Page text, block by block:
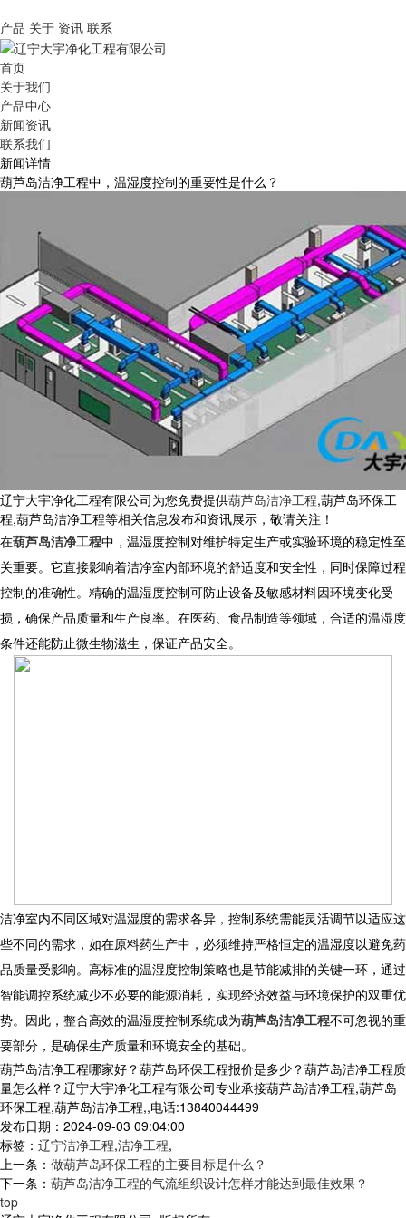
产品 关于 资讯 联系
首页
关于我们
产品中心
新闻资讯
联系我们
新闻详情
葫芦岛洁净工程中，温湿度控制的重要性是什么？
辽宁大宇净化工程有限公司为您免费提供葫芦岛洁净工程,葫芦岛环保工
程,葫芦岛洁净工程等相关信息发布和资讯展示，敬请关注！
在葫芦岛洁净工程中，温湿度控制对维护特定生产或实验环境的稳定性至
关重要。它直接影响着洁净室内部环境的舒适度和安全性，同时保障过程
控制的准确性。精确的温湿度控制可防止设备及敏感材料因环境变化受
损，确保产品质量和生产良率。在医药、食品制造等领域，合适的温湿度
条件还能防止微生物滋生，保证产品安全。
洁净室内不同区域对温湿度的需求各异，控制系统需能灵活调节以适应这
些不同的需求，如在原料药生产中，必须维持严格恒定的温湿度以避免药
品质量受影响。高标准的温湿度控制策略也是节能减排的关键一环，通过
智能调控系统减少不必要的能源消耗，实现经济效益与环境保护的双重优
势。因此，整合高效的温湿度控制系统成为葫芦岛洁净工程不可忽视的重
要部分，是确保生产质量和环境安全的基础。
葫芦岛洁净工程哪家好？葫芦岛环保工程报价是多少？葫芦岛洁净工程质
量怎么样？辽宁大宇净化工程有限公司专业承接葫芦岛洁净工程,葫芦岛
环保工程,葫芦岛洁净工程,,电话:13840044499
发布日期：2024-09-03 09:04:00
标签： 辽宁洁净工程,洁净工程,
上一条： 做葫芦岛环保工程的主要目标是什么？
下一条： 葫芦岛洁净工程的气流组织设计怎样才能达到最佳效果？
top